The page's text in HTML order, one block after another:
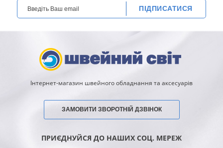
ПІДПИСАТИСЯ
Інтернет-магазин швейного обладнання та аксесуарів
ЗАМОВИТИ ЗВОРОТНІЙ ДЗВІНОК
ПРИЄДНУЙСЯ ДО НАШИХ СОЦ. МЕРЕЖ